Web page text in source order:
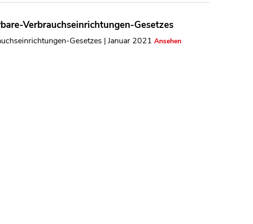
Verbrauchseinrichtungen-Gesetzes
Gesetzes | Januar 2021 Ansehen